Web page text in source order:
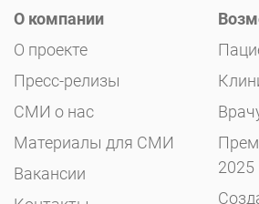
О компании
О проекте
Пресс-релизы
СМИ о нас
Материалы для СМИ
Вакансии
2025